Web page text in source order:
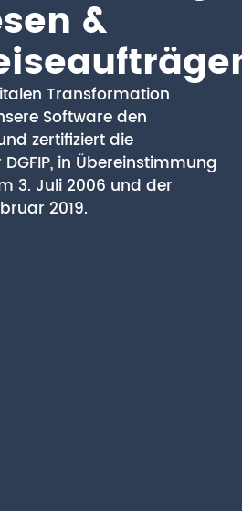
&
Transformation
Software den
zertifiziert die
in Übereinstimmung
3. Juli 2006 und der
2019.